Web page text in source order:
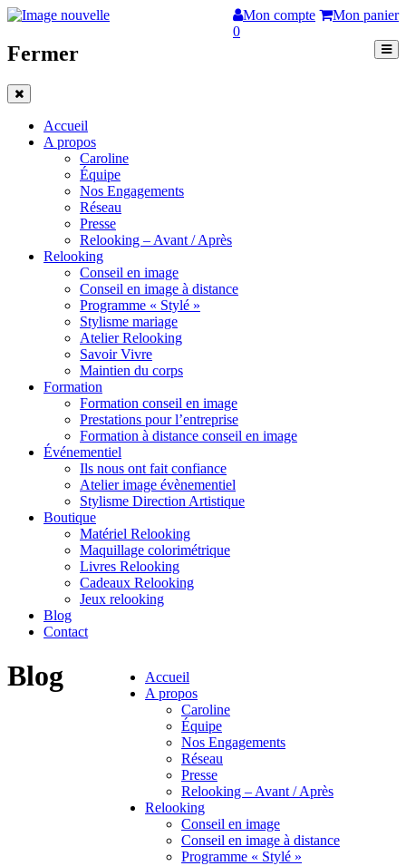
Mon compte
Mon panier
0
Fermer
Accueil
A propos
Caroline
Équipe
Nos Engagements
Réseau
Presse
Relooking – Avant / Après
Relooking
Conseil en image
Conseil en image à distance
Programme « Stylé »
Stylisme mariage
Atelier Relooking
Savoir Vivre
Maintien du corps
Formation
Formation conseil en image
Prestations pour l’entreprise
Formation à distance conseil en image
Événementiel
Ils nous ont fait confiance
Atelier image évènementiel
Stylisme Direction Artistique
Boutique
Matériel Relooking
Maquillage colorimétrique
Livres Relooking
Cadeaux Relooking
Jeux relooking
Blog
Contact
Accueil
A propos
Caroline
Équipe
Nos Engagements
Réseau
Presse
Relooking – Avant / Après
Relooking
Conseil en image
Conseil en image à distance
Programme « Stylé »
Blog